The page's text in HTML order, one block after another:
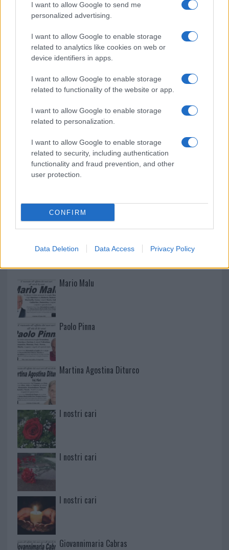
I want to allow Google to send me
personalized advertising.
I want to allow Google to enable storage
related to analytics like cookies on web or
device identifiers in apps.
I want to allow Google to enable storage
related to functionality of the website or app.
I want to allow Google to enable storage
related to personalization.
I want to allow Google to enable storage
related to security, including authentication
functionality and fraud prevention, and other
user protection.
CONFIRM
Data Deletion Data Access Privacy Policy
Pausa caffè impeccabile: come scegliere la
soluzione ideale per la casa e l’ufficio
Monte Pino, la fine di un lungo dolore: storia e
rinascita della strada che segnò la Gallura
Raid nelle campagne di Berchidda, rischio per
la rete elettrica
NECROLOGIE
Mario Malu
Paolo Pinna
Martina Agostina Diturco
I nostri cari
I nostri cari
I nostri cari
Giovannimaria Cabras